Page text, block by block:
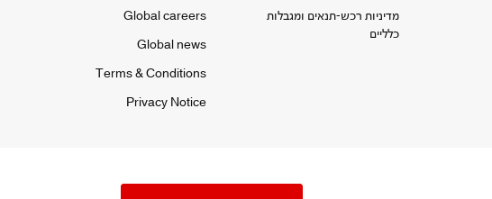
מדיניות רכש-תנאים ומגבלות
כלליים
Global careers
Global news
Terms & Conditions
Privacy Notice